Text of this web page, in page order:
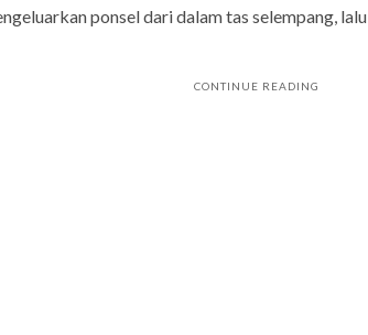
ponsel dari dalam tas selempang,
CONTINUE READING